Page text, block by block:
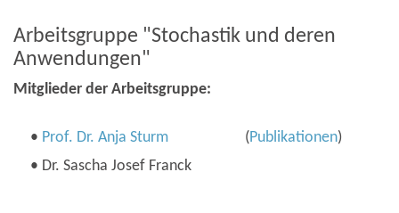
Arbeitsgruppe "Stochastik und deren
Anwendungen"
Mitglieder der Arbeitsgruppe:
• Prof. Dr. Anja Sturm (Publikationen)
• Dr. Sascha Josef Franck